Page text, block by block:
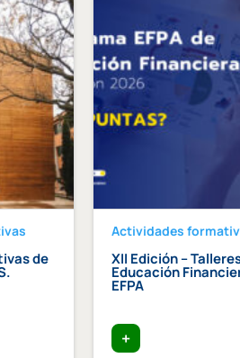
de
Actividades
XII Edición –
Educación
EFPA
+